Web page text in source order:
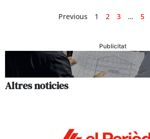
Previous 1 2 3 … 5
Publicitat
Altres noticies